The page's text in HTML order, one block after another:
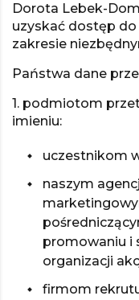
Dorota Lebek-
uzyskać dostęp
zakresie
Państwa dane
1. podmiotom
imieniu:
uczestnikom
naszym
promowaniu i
organizacji
firmom